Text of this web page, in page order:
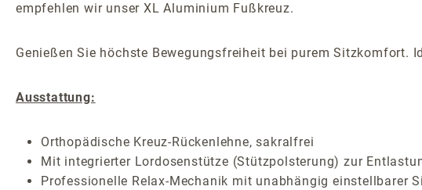
empfehlen wir unser XL Aluminium Fußkreuz.
Genießen Sie höchste Bewegungsfreiheit bei purem Sitzkomfort.
Ausstattung:
Orthopädische Kreuz-Rückenlehne, sakralfrei
Mit integrierter Lordosenstütze (Stützpolsterung) zur
Professionelle Relax-Mechanik mit unabhängig einstellbarer